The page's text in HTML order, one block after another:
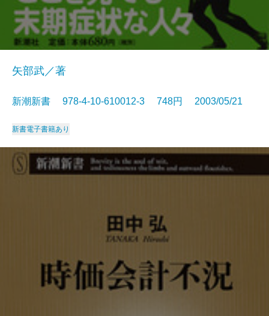
矢部武／著
新潮新書 978-4-10-610012-3 748円 2003/05/21
新書電子書籍あり